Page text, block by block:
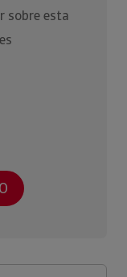
sobre esta